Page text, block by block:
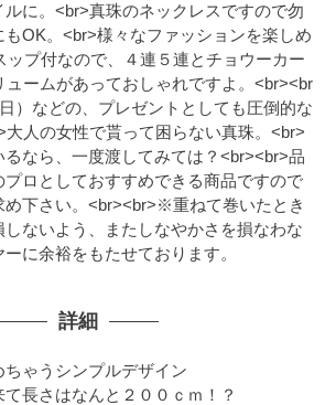
に。<br>真珠のネックレスですので勿
OK。<br>様々なファッションを楽しめ
ップ付なので、４連５連とチョウーカー
ュームがあっておしゃれですよ。<br><br
）などの、プレゼントとしても圧倒的な
大人の女性で貰って困らない真珠。<br>
なら、一度渡してみては？<br><br>品
ロとしておすすめできる商品ですので
め下さい。<br><br>※重ねて巻いたとき
ないよう、またしなやかさを損なわな
に余裕をもたせております。
詳細
ゃうシンプルデザイン
長さはなんと２００ｃｍ！？